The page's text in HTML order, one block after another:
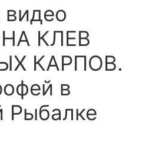
КЛЕВ
КАРПОВ.
в
Рыбалке